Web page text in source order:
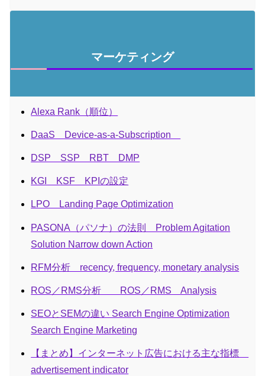
マーケティング
Alexa Rank（順位）
DaaS Device-as-a-Subscription
DSP SSP RBT DMP
KGI KSF KPIの設定
LPO Landing Page Optimization
PASONA（パソナ）の法則 Problem Agitation
Solution Narrow down Action
RFM分析 recency, frequency, monetary analysis
ROS／RMS分析 ROS／RMS Analysis
SEOとSEMの違い Search Engine Optimization
Search Engine Marketing
【まとめ】インターネット広告における主な指標
advertisement indicator